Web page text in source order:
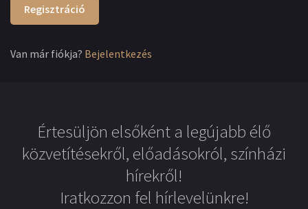
Regisztráció
Van már fiókja? Bejelentkezés
Értesüljön elsőként a legújabb élő
közvetítésekről, előadásokról, színházi
hírekről!
Iratkozzon fel hírlevelünkre!